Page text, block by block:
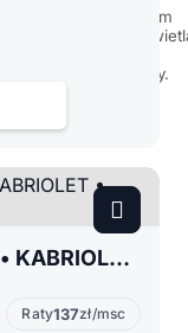
Peugeot 307 I 2.0 • benzyna • KABRIOLET • KAMERA COFANIA • ALU • KLIMA
Raty137zł/msc